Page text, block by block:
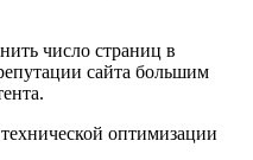
число страниц в
сайта большим
оптимизации